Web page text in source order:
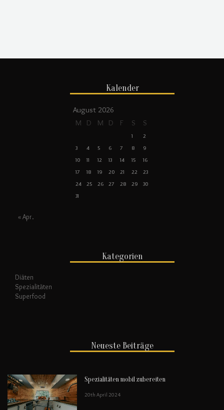
Kalender
August 2026
M
D M D F S S
1
2
3
4 5 6 7 8
9
10
11 12 13 14 15
16
17
18 19 20 21 22
23
24
25 26 27 28 29
30
31
« Apr.
Kategorien
Diäten
Spezialitäten
Superfood
Neueste Beiträge
Spezialitäten mobil zubereiten
20th April 2024